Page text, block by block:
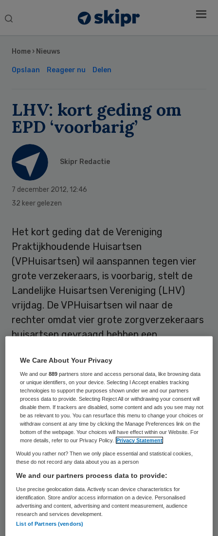
Search
Home › Nieuws
Opslaan Reageer nu Delen
LHV: kort geding om
EPD ‘voorbarig’
Skipr Redactie
7 december 2012, 12:46
32 keer gelezen
Het kort geding dat de Vereniging
Praktijkhoudende Huisartsen
(VPHuisartsen) wil aanspannen tegen vier
grote verzekeraars, is voorbarig, stelt de
Landelijke Huisartsen Vereniging (LHV)
vrijdag. De VPHuisartsen wil naar de
rechter omdat vier grote zorgverzekeraars
huisartsen gevraagd hebben een
aangesloten te raken bij het nieuwe
elektronisch patiëntendossier (epd). De
VPHuisartsen vreest dat verzekeraars in
de nabije toekomst aansluiting bij het epd
verplicht gaan stellen.
Beroepsnormen
Dat kunnen ze doen als het EPD als
beroepsnorm voor huisartsen aangenomen
wordt. “Maar dat duurt nog jaren, als het al
gebeurt”, zei een woordvoerder van de LHV
Sidebar
We Care About Your Privacy
We and our889 partners store and access personal data, like browsing data
or unique identifiers, on your device. Selecting I Accept enables tracking
technologies to support the purposes shown under we and our partners
process data to provide. Selecting Reject All or withdrawing your consent will
disable them. If trackers are disabled, some content and ads you see may not
be as relevant to you. You can resurface this menu to change your choices or
withdraw consent at any time by clicking the Manage Preferences link on the
bottom of the webpage. Your choices will have effect within our Website. For
more details, refer to our Privacy Policy.
Privacy Statement
Would you rather not? Then we only place essential and statistical cookies,
these do not record any data about you as a person
We and our partners process data to provide:
Use precise geolocation data. Actively scan device characteristics for
identification. Store and/or access information on a device. Personalised
advertising and content, advertising and content measurement, audience
research and services development.
List of Partners (vendors)